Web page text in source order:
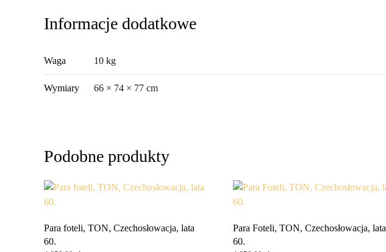
Informacje dodatkowe
Waga 10 kg
Wymiary 66 × 74 × 77 cm
Podobne produkty
Para foteli, TON, Czechosłowacja, lata
60.
Para Foteli, TON, Czechosłowacja, lata
60.